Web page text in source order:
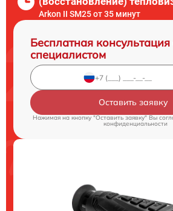
Arkon II SM25 от 35 минут
Бесплатная консультация
специалистом
Оставить заявку
Нажимая на кнопку "Оставить заявку" Вы
конфиденциальности